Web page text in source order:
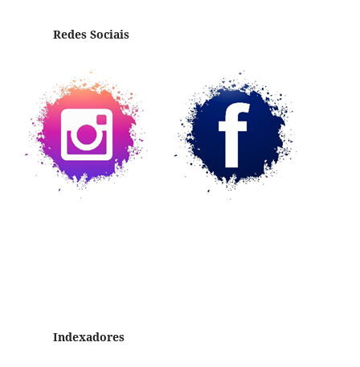
Redes Sociais
Indexadores